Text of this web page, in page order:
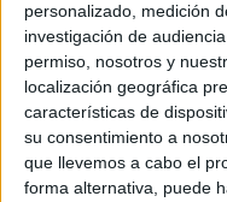
personalizado, medición
investigación de
permiso, nosotros y
localización geográfica
características de
su consentimiento a
que llevemos a cabo el
forma alternativa, puede
Clip